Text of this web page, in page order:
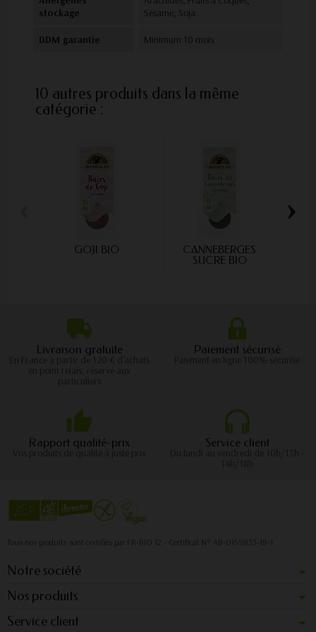
stockage
Sésame; Soja
DDM garantie Minimum 10 mois
10 autres produits dans la même
catégorie :
GOJI BIO
CANNEBERGES
SUCRE BIO
›
Livraison gratuite Paiement sécurisé
Rapport qualité-prix Service client
Tous nos produits sont certifiés par FR-BIO 12 - Certificat N° AB-0159833-18-1
Notre société
Nos produits
Service client